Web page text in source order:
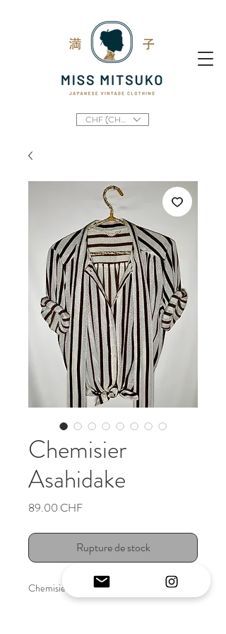
CHF (CHF)
Chemisier
Asahidake
89.00 CHFPrix
Rupture de stock
Chemisier vintage japonais original